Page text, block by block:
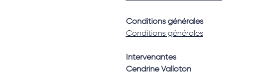
Conditions générales
Conditions générales
Intervenantes
Cendrine Valloton